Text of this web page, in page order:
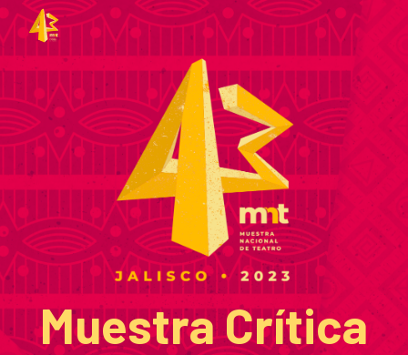
Skip to main content Skip to navigation
Muestra Crítica